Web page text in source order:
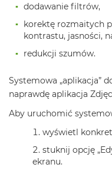
ę
ż
y
o
P
o
ś
w
i
a
t
a
dodawanie filtrów,
korektę rozmaitych
kontrastu, jasności,
redukcji szumów.
Systemowa „aplikacja”
naprawdę aplikacja
Aby uruchomić
wyświetl
stuknij opcję
ekranu.